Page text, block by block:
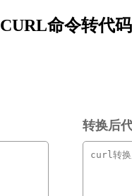
CURL命令转代码
转换后